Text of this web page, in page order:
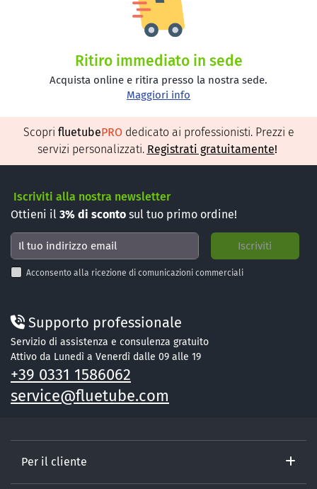
Ritiro immediato in sede
Acquista online e ritira presso la nostra sede.
Maggiori info
Scopri fluetubePRO dedicato ai professionisti. Prezzi e
servizi personalizzati. Registrati gratuitamente!
Iscriviti alla nostra newsletter
Ottieni il 3% di sconto sul tuo primo ordine!
Acconsento alla ricezione di comunicazioni commerciali
Supporto professionale
Servizio di assistenza e consulenza gratuito
Attivo da Lunedì a Venerdì dalle 09 alle 19
+39 0331 1586062
service@fluetube.com
Per il cliente